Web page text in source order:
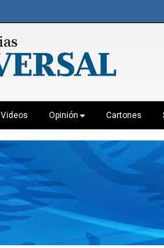
Videos Opinión Cartones